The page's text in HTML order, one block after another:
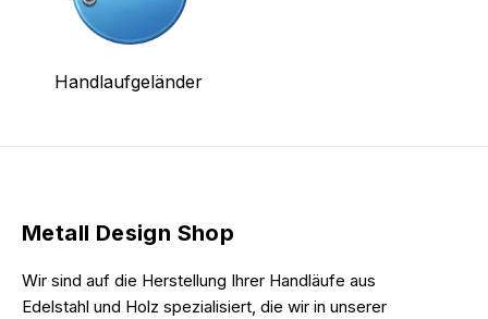
Handlaufgeländer
Metall Design Shop
Wir sind auf die Herstellung Ihrer Handläufe aus
Edelstahl und Holz spezialisiert, die wir in unserer